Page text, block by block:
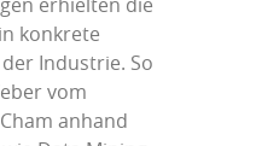
konkrete
Industrie. So
vom
anhand